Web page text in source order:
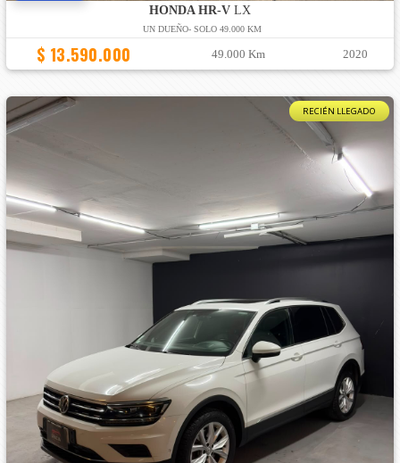
HONDA HR-VLX
UN DUEÑO- SOLO 49.000 KM
$ 13.590.000 49.000 Km 2020
RECIÉN LLEGADO